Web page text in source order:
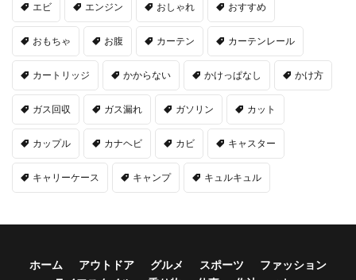
エビ エンジン おしゃれ おすすめ
おもちゃ お腹 カーテン カーテンレール
カートリッジ かからない かけっぱなし かけ方
ガス回収 ガス漏れ ガソリン カット
カップル カナヘビ カビ キャスター
キャリーケース キャンプ キュルキュル
ホーム アウトドア グルメ スポーツ
ファッション